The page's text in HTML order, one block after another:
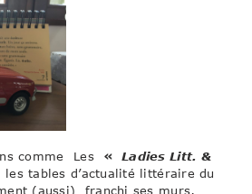
comme Les «
Ladies Litt. &
les tables d’actualité littéraire du
(aussi) franchi ses murs,